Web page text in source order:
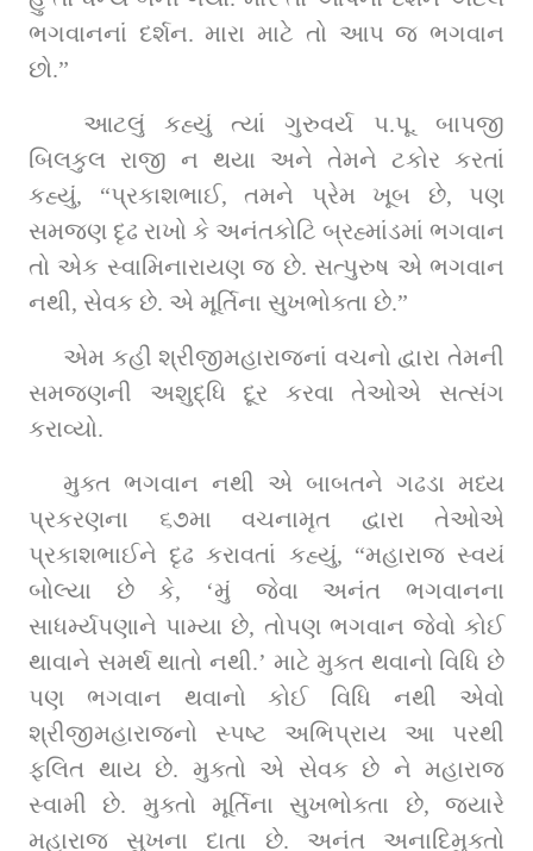
ભગવાનનાં દર્શન. મારા માટે તો આપ જ ભગવાન
છો.”
બિલકુલ રાજી ન થયા અને તેમને ટકોર કરતાં
કહ્યું, “પ્રકાશભાઈ, તમને પ્રેમ ખૂબ છે, પણ
સમજણ દૃઢ રાખો કે અનંતકોટિ બ્રહ્માંડમાં ભગવાન
તો એક સ્વામિનારાયણ જ છે. સત્પુરુષ એ ભગવાન
નથી, સેવક છે. એ મૂર્તિના સુખભોક્તા છે.”
એમ કહી શ્રીજીમહારાજનાં વચનો દ્વારા તેમની
સમજણની અશુદ્ધિ દૂર કરવા તેઓએ સત્સંગ
કરાવ્યો.
મુક્ત ભગવાન નથી એ બાબતને ગઢડા મધ્ય
પ્રકરણના ૬૭મા વચનામૃત દ્વારા તેઓએ
પ્રકાશભાઈને દૃઢ કરાવતાં કહ્યું, “મહારાજ સ્વયં
બોલ્યા છે કે, ‘મું જેવા અનંત ભગવાનના
સાધર્મ્યપણાને પામ્યા છે, તોપણ ભગવાન જેવો કોઈ
થાવાને સમર્થ થાતો નથી.’ માટે મુક્ત થવાનો વિધિ છે
પણ ભગવાન થવાનો કોઈ વિધિ નથી એવો
શ્રીજીમહારાજનો સ્પષ્ટ અભિપ્રાય આ પરથી
ફલિત થાય છે. મુક્તો એ સેવક છે ને મહારાજ
સ્વામી છે. મુક્તો મૂર્તિના સુખભોક્તા છે, જ્યારે
મહારાજ સુખના દાતા છે. અનંત અનાદિમુક્તો